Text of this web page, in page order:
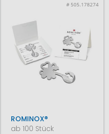
# 505.178274
ROMINOX®
ab 100 Stück